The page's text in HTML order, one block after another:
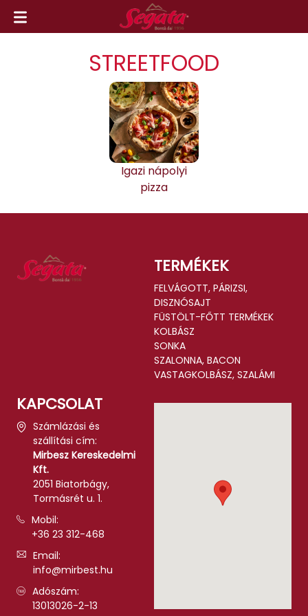
STREETFOOD
Igazi nápolyi
pizza
TERMÉKEK
FELVÁGOTT, PÁRIZSI,
DISZNÓSAJT
FÜSTÖLT-FŐTT TERMÉKEK
KOLBÁSZ
SONKA
SZALONNA, BACON
VASTAGKOLBÁSZ, SZALÁMI
KAPCSOLAT
Számlázási és
szállítási cím:
Mirbesz Kereskedelmi
Kft.
2051 Biatorbágy,
Tormásrét u. 1.
Mobil:
+36 23 312-468
Email:
info@mirbest.hu
Adószám:
13013026-2-13